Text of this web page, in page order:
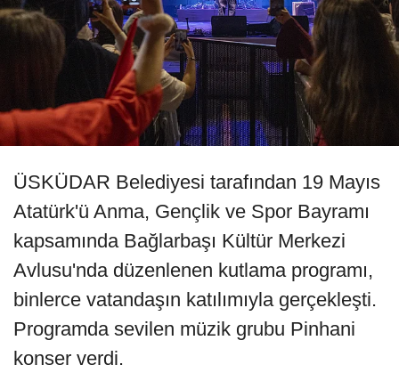
ÜSKÜDAR Belediyesi tarafından 19 Mayıs
Atatürk'ü Anma, Gençlik ve Spor Bayramı
kapsamında Bağlarbaşı Kültür Merkezi
Avlusu'nda düzenlenen kutlama programı,
binlerce vatandaşın katılımıyla gerçekleşti.
Programda sevilen müzik grubu Pinhani
konser verdi.